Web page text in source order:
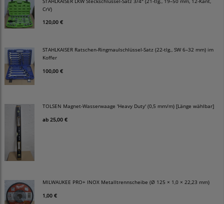
CrV)
120,00 €
STAHLKAISER Ratschen-Ringmaulschlüssel-Satz (22-tlg., SW 6–32 mm) im
Koffer
100,00 €
TOLSEN Magnet-Wasserwaage 'Heavy Duty' (0,5 mm/m) [Länge wählbar]
ab 25,00 €
MILWAUKEE PRO+ INOX Metalltrennscheibe (Ø 125 × 1,0 × 22,23 mm)
1,00 €